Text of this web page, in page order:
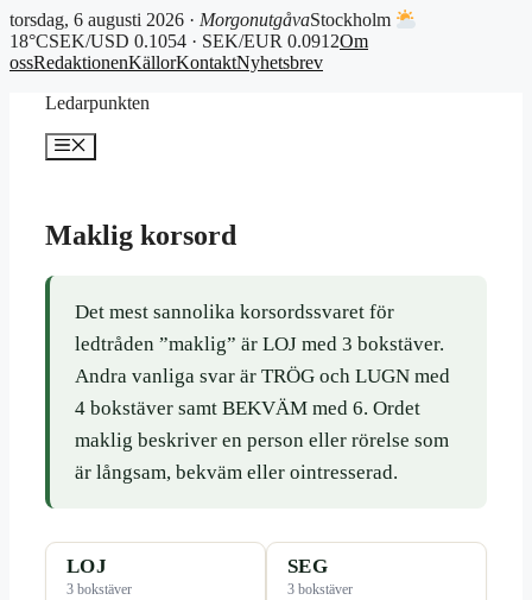
torsdag, 6 augusti 2026 · MorgonutgåvaStockholm
18°CSEK/USD 0.1054 · SEK/EUR 0.0912Om
ossRedaktionenKällorKontaktNyhetsbrev
Ledarpunkten
Meny
Maklig korsord
Det mest sannolika korsordssvaret för
ledtråden ”maklig” är LOJ med 3 bokstäver.
Andra vanliga svar är TRÖG och LUGN med
4 bokstäver samt BEKVÄM med 6. Ordet
maklig beskriver en person eller rörelse som
är långsam, bekväm eller ointresserad.
LOJ
3 bokstäver
SEG
3 bokstäver